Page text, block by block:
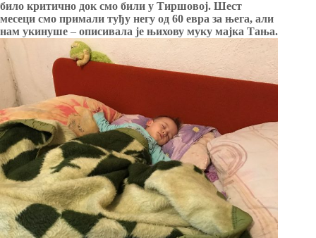
било критично док смо били у Тиршовој. Шест
месеци смо примали туђу негу од 60 евра за њега, али
нам укинуше – описивала је њихову муку мајка Тања.